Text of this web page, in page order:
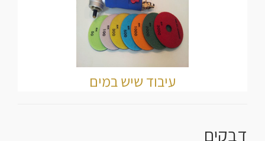
עיבוד שיש במים
דבקים